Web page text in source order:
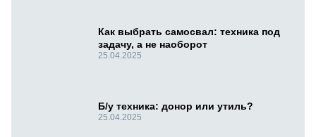
Как выбрать самосвал: техника под
задачу, а не наоборот
25.04.2025
Б/у техника: донор или утиль?
25.04.2025